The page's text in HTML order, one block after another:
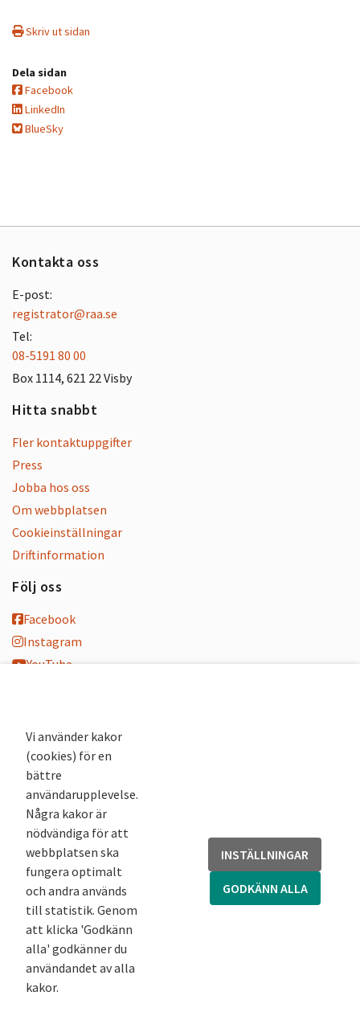
Skriv ut sidan
Dela sidan
Facebook
LinkedIn
BlueSky
Kontakta oss
E-post:
registrator@raa.se
Tel:
08-5191 80 00
Box 1114, 621 22 Visby
Hitta snabbt
Fler kontaktuppgifter
Press
Jobba hos oss
Om webbplatsen
Cookieinställningar
Driftinformation
Följ oss
Facebook
Instagram
YouTube
Nyhetsbrev
Andra webbplatser
Arkivsök
Fornsök
Fornreg
Bebyggelseregistret
Runor
Kringla
Vi använder kakor
(cookies) för en
bättre
användarupplevelse.
Några kakor är
nödvändiga för att
webbplatsen ska
fungera optimalt
och andra används
till statistik. Genom
att klicka 'Godkänn
alla' godkänner du
användandet av alla
kakor.
INSTÄLLNINGAR
GODKÄNN ALLA